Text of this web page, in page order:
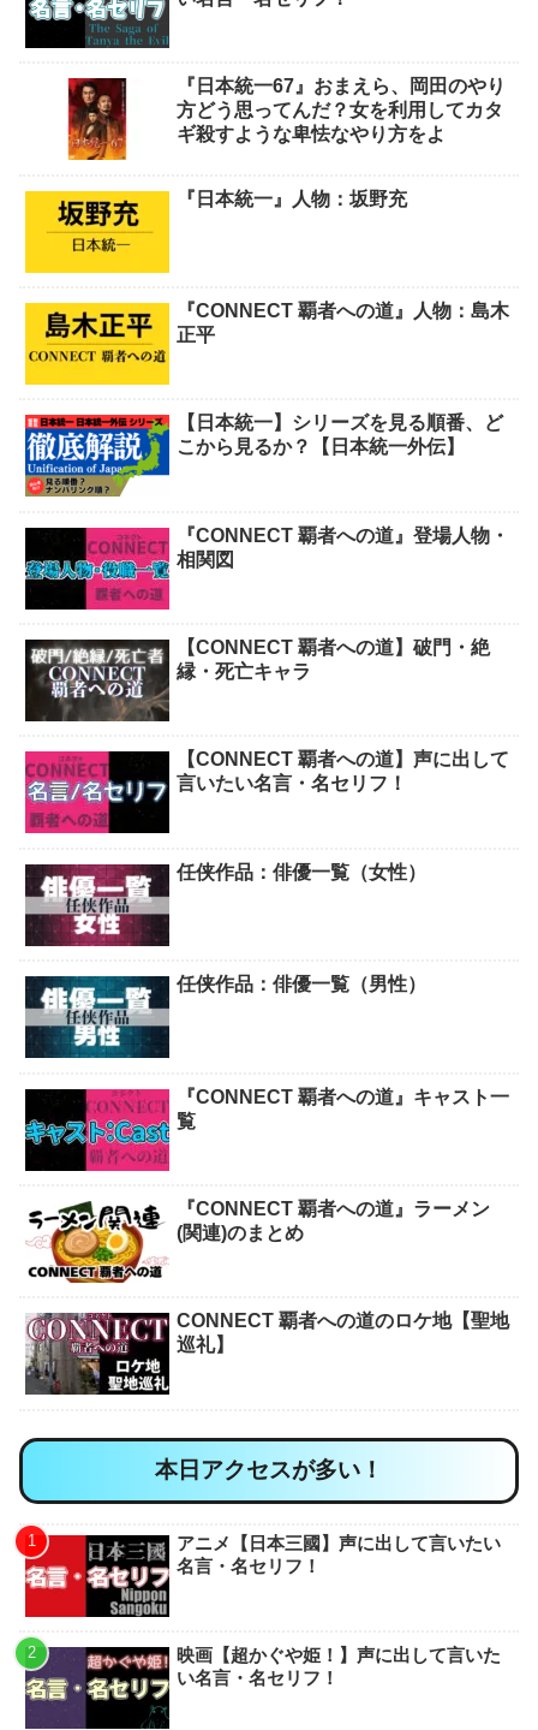
『日本統一67』おまえら、岡田のやり
方どう思ってんだ？女を利用してカタ
ギ殺すような卑怯なやり方をよ
『日本統一』人物：坂野充
『CONNECT 覇者への道』人物：島木
正平
【日本統一】シリーズを見る順番、ど
こから見るか？【日本統一外伝】
『CONNECT 覇者への道』登場人物・
相関図
【CONNECT 覇者への道】破門・絶
縁・死亡キャラ
【CONNECT 覇者への道】声に出して
言いたい名言・名セリフ！
任侠作品：俳優一覧（女性）
任侠作品：俳優一覧（男性）
『CONNECT 覇者への道』キャスト一
覧
『CONNECT 覇者への道』ラーメン
(関連)のまとめ
CONNECT 覇者への道のロケ地【聖地
巡礼】
本日アクセスが多い！
アニメ【日本三國】声に出して言いたい
名言・名セリフ！
映画【超かぐや姫！】声に出して言いた
い名言・名セリフ！